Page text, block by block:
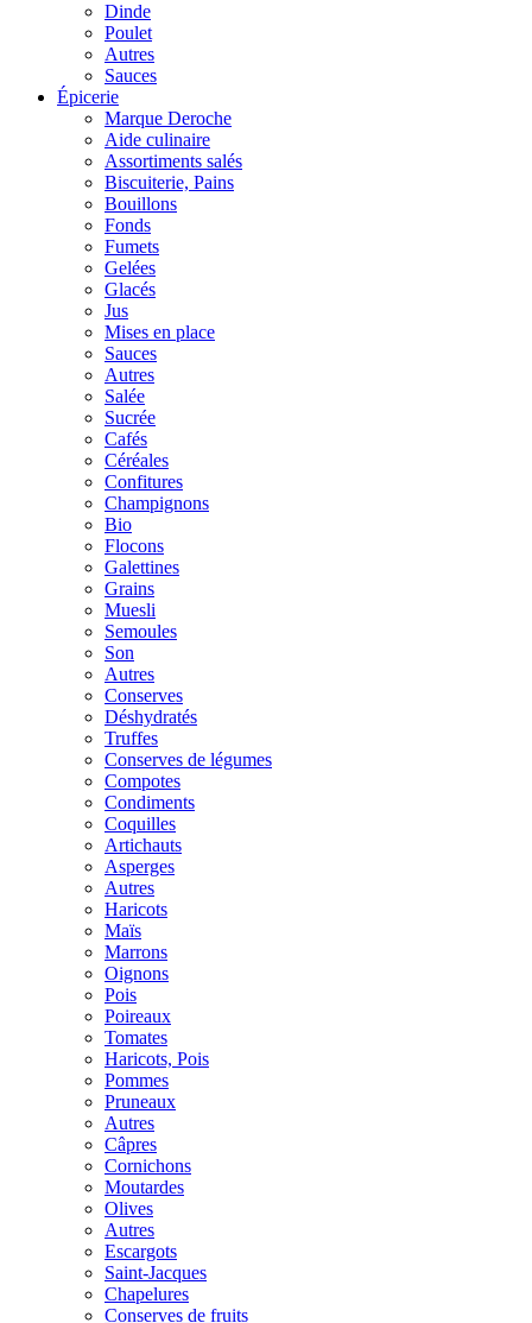
Dinde
Poulet
Autres
Sauces
Épicerie
Marque Deroche
Aide culinaire
Assortiments salés
Biscuiterie, Pains
Bouillons
Fonds
Fumets
Gelées
Glacés
Jus
Mises en place
Sauces
Autres
Salée
Sucrée
Cafés
Céréales
Confitures
Champignons
Bio
Flocons
Galettines
Grains
Muesli
Semoules
Son
Autres
Conserves
Déshydratés
Truffes
Conserves de légumes
Compotes
Condiments
Coquilles
Artichauts
Asperges
Autres
Haricots
Maïs
Marrons
Oignons
Pois
Poireaux
Tomates
Haricots, Pois
Pommes
Pruneaux
Autres
Câpres
Cornichons
Moutardes
Olives
Autres
Escargots
Saint-Jacques
Chapelures
Conserves de fruits